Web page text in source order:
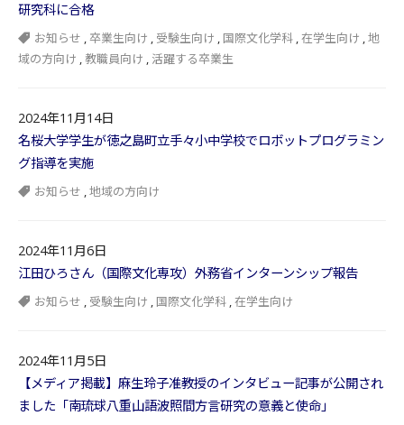
研究科に合格
お知らせ ,卒業生向け , 受験生向け , 国際文化学科 ,在学生向け ,地
域の方向け , 教職員向け , 活躍する卒業生
2024年11月14日
名桜大学学生が徳之島町立手々小中学校でロボットプログラミン
グ指導を実施
お知らせ ,地域の方向け
2024年11月6日
江田ひろさん（国際文化専攻）外務省インターンシップ報告
お知らせ , 受験生向け , 国際文化学科 ,在学生向け
2024年11月5日
【メディア掲載】麻生玲子准教授のインタビュー記事が公開され
ました「南琉球八重山語波照間方言研究の意義と使命」